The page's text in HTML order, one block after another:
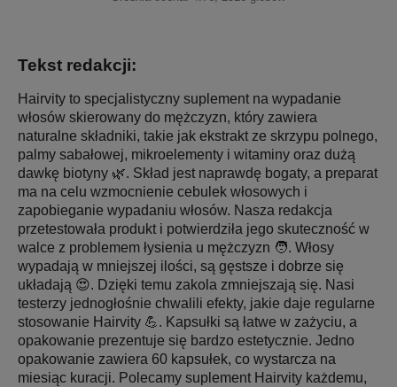
Tekst redakcji:
Hairvity to specjalistyczny suplement na wypadanie
włosów skierowany do mężczyzn, który zawiera
naturalne składniki, takie jak ekstrakt ze skrzypu polnego,
palmy sabałowej, mikroelementy i witaminy oraz dużą
dawkę biotyny 🌿. Skład jest naprawdę bogaty, a preparat
ma na celu wzmocnienie cebulek włosowych i
zapobieganie wypadaniu włosów. Nasza redakcja
przetestowała produkt i potwierdziła jego skuteczność w
walce z problemem łysienia u mężczyzn 🧑‍. Włosy
wypadają w mniejszej ilości, są gęstsze i dobrze się
układają 😍. Dzięki temu zakola zmniejszają się. Nasi
testerzy jednogłośnie chwalili efekty, jakie daje regularne
stosowanie Hairvity 💪. Kapsułki są łatwe w zażyciu, a
opakowanie prezentuje się bardzo estetycznie. Jedno
opakowanie zawiera 60 kapsułek, co wystarcza na
miesiąc kuracji. Polecamy suplement Hairvity każdemu,